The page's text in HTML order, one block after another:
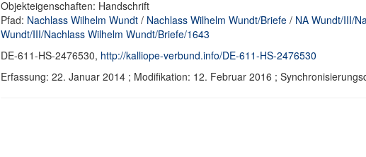
Objekteigenschaften: Handschrift
Pfad: Nachlass Wilhelm Wundt/ Nachlass Wilhelm Wundt/Briefe/ NA Wundt/III/
Wundt/III/Nachlass Wilhelm Wundt/Briefe/1643
DE-611-HS-2476530, http://kalliope-verbund.info/DE-611-HS-2476530
Erfassung: 22. Januar 2014 ; Modifikation: 12. Februar 2016 ;